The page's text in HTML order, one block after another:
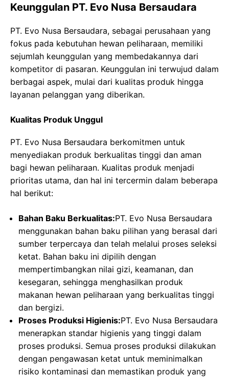
Keunggulan PT. Evo Nusa Bersaudara
PT. Evo Nusa Bersaudara, sebagai perusahaan yang
fokus pada kebutuhan hewan peliharaan, memiliki
sejumlah keunggulan yang membedakannya dari
kompetitor di pasaran. Keunggulan ini terwujud dalam
berbagai aspek, mulai dari kualitas produk hingga
layanan pelanggan yang diberikan.
Kualitas Produk Unggul
PT. Evo Nusa Bersaudara berkomitmen untuk
menyediakan produk berkualitas tinggi dan aman
bagi hewan peliharaan. Kualitas produk menjadi
prioritas utama, dan hal ini tercermin dalam beberapa
hal berikut:
Bahan Baku Berkualitas:PT. Evo Nusa Bersaudara
menggunakan bahan baku pilihan yang berasal dari
sumber terpercaya dan telah melalui proses seleksi
ketat. Bahan baku ini dipilih dengan
mempertimbangkan nilai gizi, keamanan, dan
kesegaran, sehingga menghasilkan produk
makanan hewan peliharaan yang berkualitas tinggi
dan bergizi.
Proses Produksi Higienis:PT. Evo Nusa Bersaudara
menerapkan standar higienis yang tinggi dalam
proses produksi. Semua proses produksi dilakukan
dengan pengawasan ketat untuk meminimalkan
risiko kontaminasi dan memastikan produk yang